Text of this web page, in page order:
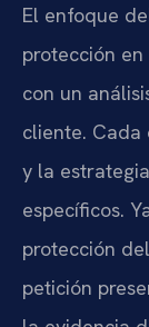
El enfoque
protección
con un
cliente. Cada
y la
específicos.
protección
petición